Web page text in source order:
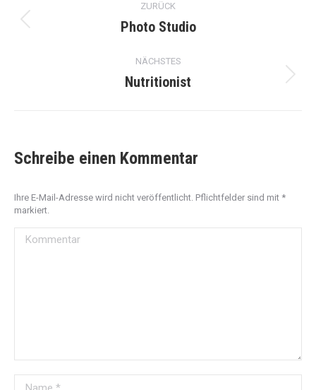
navigation
ZURÜCK
Previous
Photo Studio
NÄCHSTES
Next
Nutritionist
Schreibe einen Kommentar
Ihre E-Mail-Adresse wird nicht veröffentlicht. Pflichtfelder sind mit *
markiert.
Kommentar
Name *